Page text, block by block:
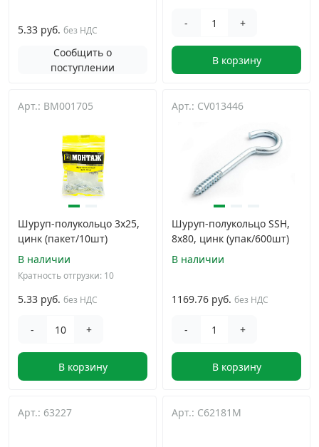
Электро и бензоинструмент, оборудование
Нержавеющий крепеж
Перфорированный крепеж
Скобяные изделия и мебельная фурнитура›
5.33 руб. без НДС
Сообщить о
поступлении
- +
В корзину
Арт.: BM001705
Шуруп-полукольцо 3х25,
цинк (пакет/10шт)
В наличии
Кратность отгрузки: 10
5.33 руб. без НДС
- +
В корзину
Арт.: CV013446
Шуруп-полукольцо SSH,
8х80, цинк (упак/600шт)
В наличии
1169.76 руб. без НДС
- +
В корзину
Арт.: 63227 Арт.: C62181M